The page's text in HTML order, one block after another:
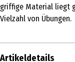
griffige Material liegt
Vielzahl von Übungen.
Artikeldetails